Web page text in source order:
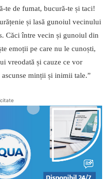
te de fumat, bucură-te și taci!
și lasă gunoiul vecinului
Căci între vecin și gunoiul din
emoții pe care nu le cunoști,
vreodată și cauze ce vor
minții și inimii tale.”